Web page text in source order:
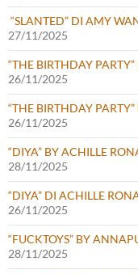
“SLANTED” DI AMY
27/11/2025
“THE BIRTHDAY
26/11/2025
“THE BIRTHDAY
26/11/2025
“DIYA” BY ACHILLE
28/11/2025
“DIYA” DI ACHILLE
26/11/2025
“FUCKTOYS” BY
28/11/2025